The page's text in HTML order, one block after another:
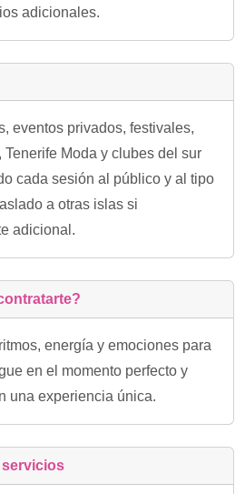
adicionales.
eventos privados, festivales,
Moda y clubes del sur
cada sesión al público y al tipo
a otras islas si
adicional.
energía y emociones para
en el momento perfecto y
una experiencia única.
servicios